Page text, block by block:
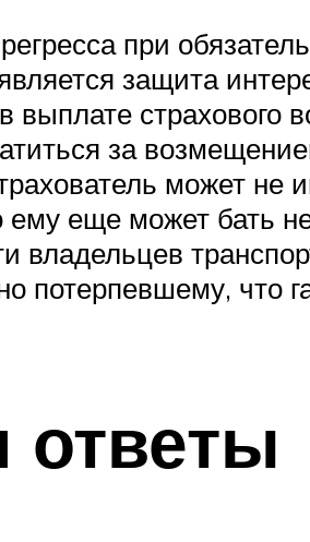
при
защита
выплате
за
может
ему еще может бать
владельцев
потерпевшему, что